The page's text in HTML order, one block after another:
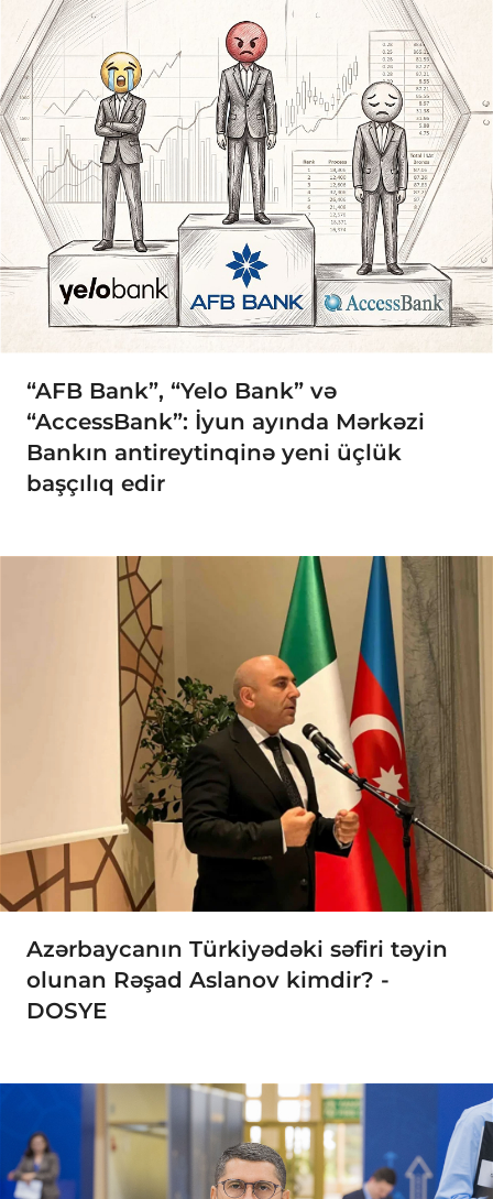
“AFB Bank”, “Yelo Bank” və
“AccessBank”: İyun ayında Mərkəzi
Bankın antireytinqinə yeni üçlük
başçılıq edir
Azərbaycanın Türkiyədəki səfiri təyin
olunan Rəşad Aslanov kimdir? -
DOSYE